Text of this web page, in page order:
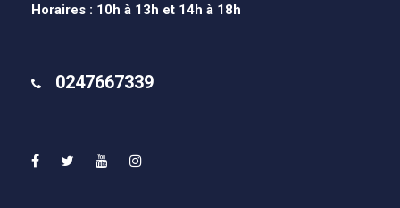
Horaires : 10h à 13h et 14h à 18h
0247667339